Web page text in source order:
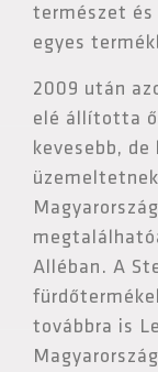
természet és
egyes
2009 után
elé állította
kevesebb,
Alléban. A
továbbra is